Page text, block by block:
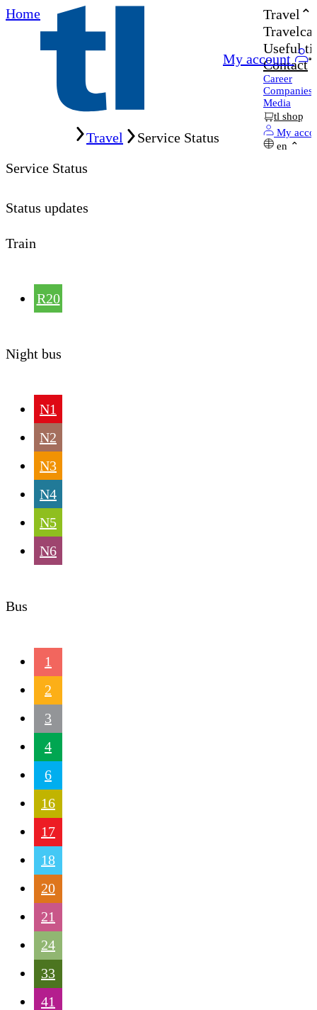
Home
My account
Travel
Useful
Contact
Career
Companies
Media
tl shop
My
en
Travel
Service Status
Service Status
Status updates
Train
R20
Night bus
N1
N2
N3
N4
N5
N6
Bus
1
2
3
4
6
16
17
18
20
21
24
33
41